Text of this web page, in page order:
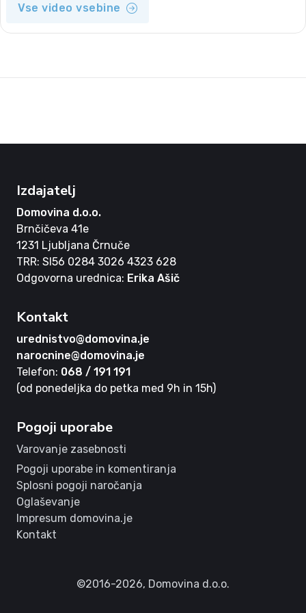
Vse video vsebine
Izdajatelj
Domovina d.o.o.
Brnčičeva 41e
1231 Ljubljana Črnuče
TRR: SI56 0284 3026 4323 628
Odgovorna urednica: Erika Ašič
Kontakt
urednistvo@domovina.je
narocnine@domovina.je
Telefon: 068 / 191 191
(od ponedeljka do petka med 9h in 15h)
Pogoji uporabe
Varovanje zasebnosti
Pogoji uporabe in komentiranja
Splosni pogoji naročanja
Oglaševanje
Impresum domovina.je
Kontakt
©2016-2026, Domovina d.o.o.